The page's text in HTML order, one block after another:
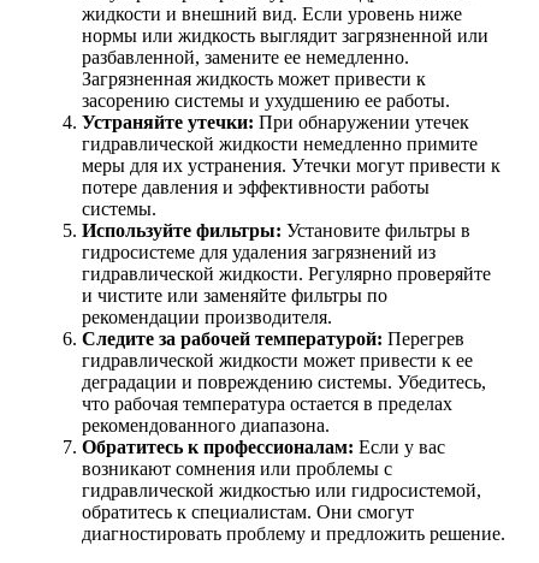
жидкости и внешний вид. Если уровень ниже
нормы или жидкость выглядит загрязненной или
разбавленной, замените ее немедленно.
Загрязненная жидкость может привести к
засорению системы и ухудшению ее работы.
Устраняйте утечки: При обнаружении утечек
гидравлической жидкости немедленно примите
меры для их устранения. Утечки могут привести к
потере давления и эффективности работы
системы.
Используйте фильтры: Установите фильтры в
гидросистеме для удаления загрязнений из
гидравлической жидкости. Регулярно проверяйте
и чистите или заменяйте фильтры по
рекомендации производителя.
Следите за рабочей температурой: Перегрев
гидравлической жидкости может привести к ее
деградации и повреждению системы. Убедитесь,
что рабочая температура остается в пределах
рекомендованного диапазона.
Обратитесь к профессионалам: Если у вас
возникают сомнения или проблемы с
гидравлической жидкостью или гидросистемой,
обратитесь к специалистам. Они смогут
диагностировать проблему и предложить решение.